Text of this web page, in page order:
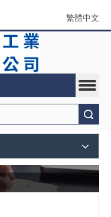
繁體中文